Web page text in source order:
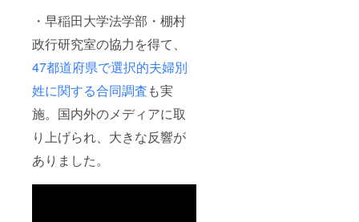
・早稲田大学法学部・棚村
政行研究室の協力を得て、
47都道府県で選択的夫婦別
姓に関する合同調査も実
施。国内外のメディアに取
り上げられ、大きな反響が
ありました。